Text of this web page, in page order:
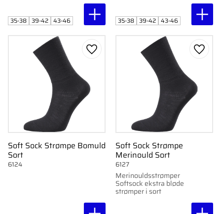
35-38 39-42 43-46 35-38 39-42 43-46
Soft Sock Strømpe Bomuld
Sort
6124
Gem som favorit
Soft Sock Strømpe
Merinould Sort
Merinouldsstrømper
Softsock ekstra bløde
strømper i sort
6127
Gem